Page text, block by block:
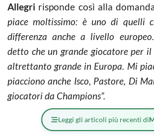
Allegri risponde così alla
piace moltissimo: è uno di quelli
differenza anche a livello
detto che un grande giocatore per
altrettanto grande in Europa. Mi
piacciono anche Isco, Pastore, Di
giocatori da Champions”.
Leggi gli articoli più recenti di